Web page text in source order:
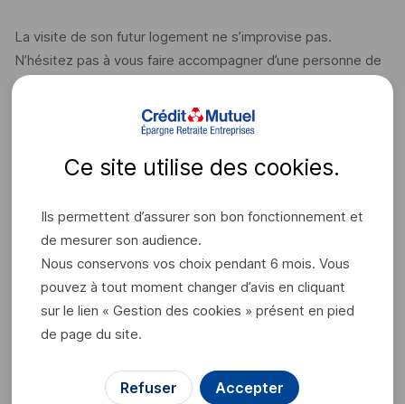
La visite de son futur logement ne s’improvise pas.
N’hésitez pas à vous faire accompagner d’une personne de
confiance et de le visiter, à plusieurs moments de la journée
pour évaluer les nuisances sonores éventuelles. Pensez
également à visiter le quartier à plusieurs moments de la
journée, afin d'en évaluer les potentielles nuisances.
Quand utiliser votre
épargne salariale pour
l'achat de votre résidence
principale ?
Le cas de déblocage acquisition de la résidence principale a
Ce site utilise des cookies.
Ils permettent d’assurer son bon fonctionnement et
de mesurer son audience.
Nous conservons vos choix pendant 6 mois. Vous
pouvez à tout moment changer d’avis en cliquant
sur le lien « Gestion des cookies » présent en pied
de page du site.
Accepter
Refuser